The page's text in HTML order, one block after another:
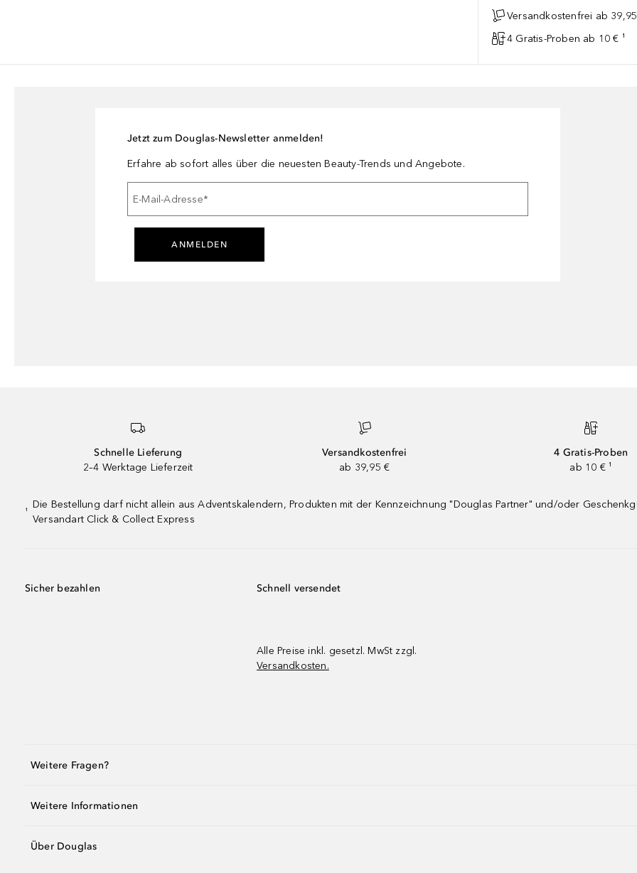
Versandkostenfrei ab
4 Gratis-Proben ab 10 € ¹
Jetzt zum Douglas-Newsletter anmelden!
Erfahre ab sofort alles über die neuesten Beauty-Trends und Angebote.
E-Mail-Adresse*
ANMELDEN
Schnelle Lieferung
2–4 Werktage Lieferzeit
Versandkostenfrei
ab 39,95 €
4 Gratis-Proben
ab 10 € ¹
¹
Die Bestellung darf nicht allein aus Adventskalendern, Produkten mit der Kennzeichnung "Douglas Partner" und/oder
Versandart Click & Collect Express
Sicher bezahlen Schnell versendet
Alle Preise inkl. gesetzl. MwSt zzgl.
Versandkosten.
Weitere Fragen?
Weitere Informationen
Über Douglas